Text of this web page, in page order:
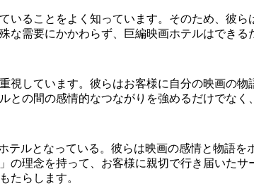
いることをよく知っています。そのため、彼
需要にかかわらず、巨編映画ホテルはできる
視しています。彼らはお客様に自分の映画の
の間の感情的なつながりを強めるだけでなく
ルとなっている。彼らは映画の感情と物語
の理念を持って、お客様に親切で行き届いた
たらします。